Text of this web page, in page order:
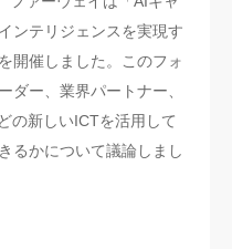
ンテリジェンスを実現す
開催しました。このフォ
ダー、業界パートナー、
の新しいICTを活用して
るかについて議論しまし